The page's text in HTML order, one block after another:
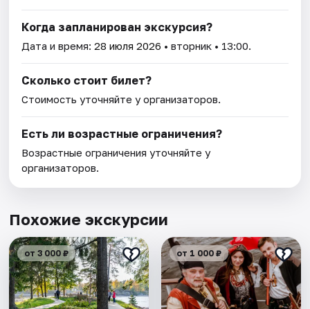
Когда запланирован экскурсия?
Дата и время:28 июля 2026 • вторник • 13:00.
Сколько стоит билет?
Стоимость уточняйте у организаторов.
Есть ли возрастные ограничения?
Возрастные ограничения уточняйте у
организаторов.
Похожие экскурсии
от 3 000 ₽ от 1 000 ₽